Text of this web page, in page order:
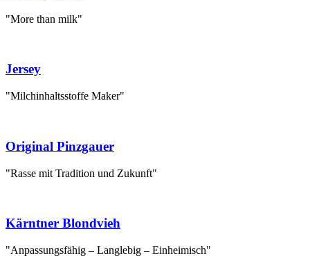
"More than milk"
Jersey
"Milchinhaltsstoffe Maker"
Original Pinzgauer
"Rasse mit Tradition und Zukunft"
Kärntner Blondvieh
"Anpassungsfähig – Langlebig – Einheimisch"